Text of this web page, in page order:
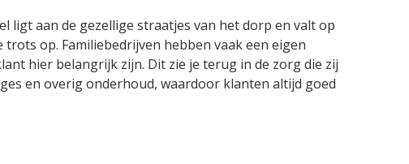
ligt aan de gezellige straatjes van het dorp en valt op
op. Familiebedrijven hebben vaak een eigen
hier belangrijk zijn. Dit zie je terug in de zorg die zij
en overig onderhoud, waardoor klanten altijd goed